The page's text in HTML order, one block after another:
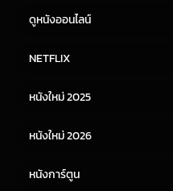
ดูหนังออนไลน์
หนังจีน
NETFLIX
หนังใหม่ 2025
หนังใหม่ 2026
หนังการ์ตูน